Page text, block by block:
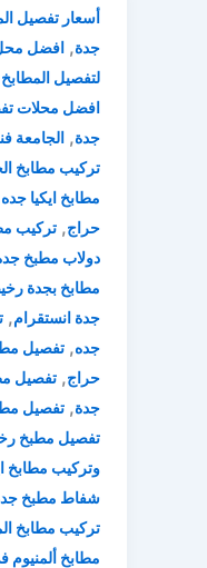
أسعار تفصيل
جدة, افضل
لتفصيل
افضل محلات
جدة, الجامعة
تركيب مطابخ
مطابخ ايكيا جده
حراج, تركيب
دولاب مطبخ
مطابخ بجدة
جدة انستقرام,
جده, تفصيل
حراج, تفصيل
جدة, تفصيل
تفصيل مطبخ
وتركيب مطابخ
شفاط مطبخ
تركيب مطابخ
مطابخ ألمنيوم